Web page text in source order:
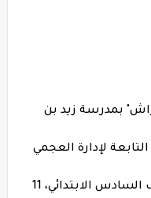
بمدرسة زيد بن
لإدارة العجمي
انتقل ضباط وحدة مباحث القسم إلى المدرسة، وتبين من الفحص اتهام تلميذة بالصف السادس الابتدائي، 11